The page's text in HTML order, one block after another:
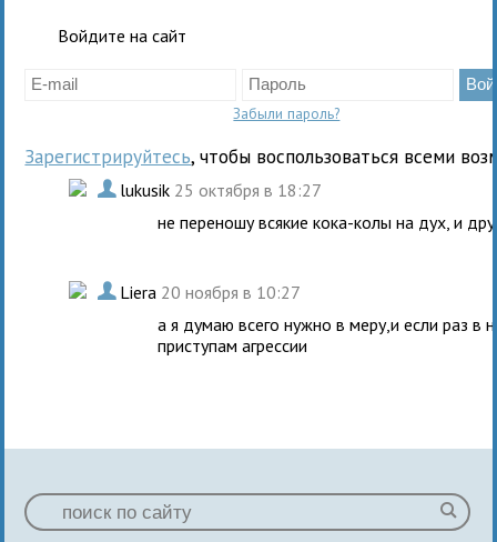
Войдите на сайт
Забыли пароль?
Зарегистрируйтесь, чтобы воспользоваться всеми
. lukusik 25 октября в 18:27
не переношу всякие кока-колы на дух, и
. Liera 20 ноября в 10:27
а я думаю всего нужно в меру,и если раз в
приступам агрессии